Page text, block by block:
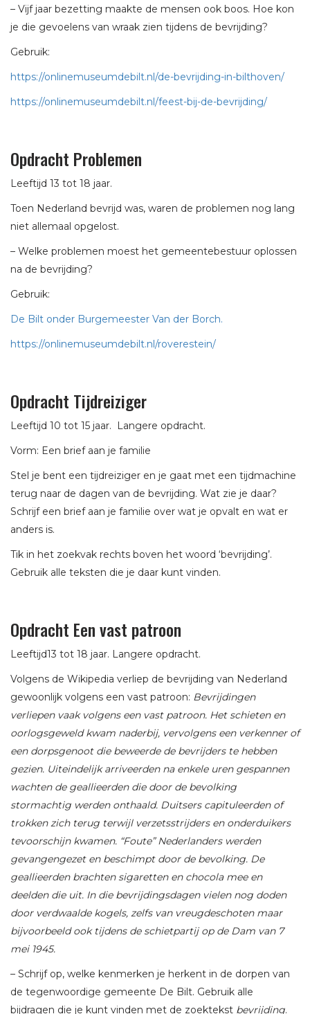
– Vijf jaar bezetting maakte de mensen ook boos. Hoe kon
je die gevoelens van wraak zien tijdens de bevrijding?
Gebruik:
https://onlinemuseumdebilt.nl/de-bevrijding-in-bilthoven/
https://onlinemuseumdebilt.nl/feest-bij-de-bevrijding/
Opdracht Problemen
Leeftijd 13 tot 18 jaar.
Toen Nederland bevrijd was, waren de problemen nog lang
niet allemaal opgelost.
– Welke problemen moest het gemeentebestuur oplossen
na de bevrijding?
Gebruik:
De Bilt onder Burgemeester Van der Borch.
https://onlinemuseumdebilt.nl/roverestein/
Opdracht Tijdreiziger
Leeftijd 10 tot 15 jaar. Langere opdracht.
Vorm: Een brief aan je familie
Stel je bent een tijdreiziger en je gaat met een tijdmachine
terug naar de dagen van de bevrijding. Wat zie je daar?
Schrijf een brief aan je familie over wat je opvalt en wat er
anders is.
Tik in het zoekvak rechts boven het woord ‘bevrijding’.
Gebruik alle teksten die je daar kunt vinden.
Opdracht Een vast patroon
Leeftijd13 tot 18 jaar. Langere opdracht.
Volgens de Wikipedia verliep de bevrijding van Nederland
gewoonlijk volgens een vast patroon: Bevrijdingen
verliepen vaak volgens een vast patroon. Het schieten en
oorlogsgeweld kwam naderbij, vervolgens een verkenner of
een dorpsgenoot die beweerde de bevrijders te hebben
gezien. Uiteindelijk arriveerden na enkele uren gespannen
wachten de geallieerden die door de bevolking
stormachtig werden onthaald. Duitsers capituleerden of
trokken zich terug terwijl verzetsstrijders en onderduikers
tevoorschijn kwamen. “Foute” Nederlanders werden
gevangengezet en beschimpt door de bevolking. De
geallieerden brachten sigaretten en chocola mee en
deelden die uit. In die bevrijdingsdagen vielen nog doden
door verdwaalde kogels, zelfs van vreugdeschoten maar
bijvoorbeeld ook tijdens de schietpartij op de Dam van 7
mei 1945.
– Schrijf op, welke kenmerken je herkent in de dorpen van
de tegenwoordige gemeente De Bilt. Gebruik alle
bijdragen die je kunt vinden met de zoektekst bevrijding.